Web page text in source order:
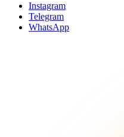
Instagram
Telegram
WhatsApp